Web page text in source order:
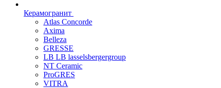
Керамогранит
Atlas Concorde
Axima
Belleza
GRESSE
LB LB lasselsbergergroup
NT Ceramic
ProGRES
VITRA